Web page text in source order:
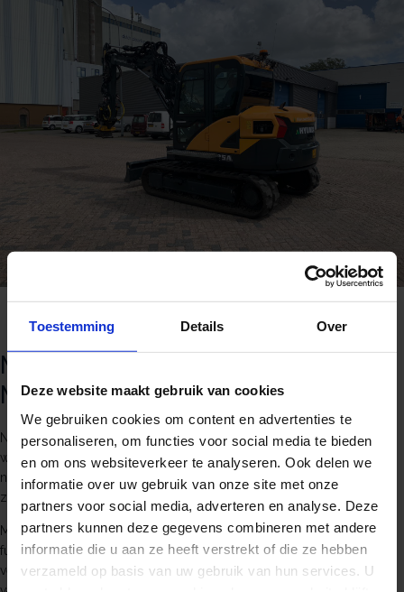
Toestemming Details Over
Deze website maakt gebruik van cookies
We gebruiken cookies om content en advertenties te
personaliseren, om functies voor social media te bieden
en om ons websiteverkeer te analyseren. Ook delen we
informatie over uw gebruik van onze site met onze
partners voor social media, adverteren en analyse. Deze
partners kunnen deze gegevens combineren met andere
informatie die u aan ze heeft verstrekt of die ze hebben
verzameld op basis van uw gebruik van hun services. U
Nieuwe Hyundai HX85A voor
Nieuwenhuis Infra B.V.
Nieuwenhuis Infra BV uit Vrouwenpolder heeft vorige
week de nieuwe Hyundai HX85A in ontvangst mogen
nemen. Deze machine is een mooie aanvulling op de
zes maanden geleden ontvangen Hyundai HX145LCR.
Met verschillende opties zoals; schuifblad, maaikorf
functie, Wiejelo centraal automatisch
vetsmeersysteem (weggewerkt onder de motorkap